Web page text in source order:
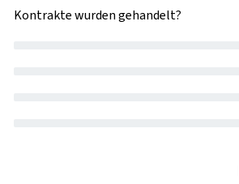
Kontrakte wurden gehandelt?